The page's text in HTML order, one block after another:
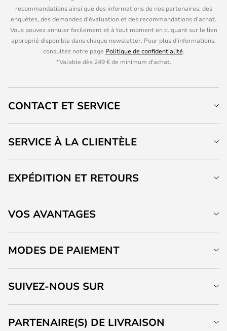
recommandations ainsi que des informations de nos partenaires, des
enquêtes, des demandes d'évaluation et des recommandations d'achat.
Vous pouvez annuler facilement et à tout moment en cliquant sur le lien
approprié disponible dans chaque newsletter. Pour plus d'informations,
consultez notre page Politique de confidentialité.
*Valable dès 249 € de minimum d'achat.
CONTACT ET SERVICE
SERVICE À LA CLIENTÈLE
EXPÉDITION ET RETOURS
VOS AVANTAGES
MODES DE PAIEMENT
SUIVEZ-NOUS SUR
PARTENAIRE(S) DE LIVRAISON